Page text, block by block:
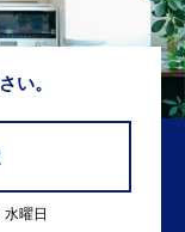
い。
曜日